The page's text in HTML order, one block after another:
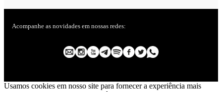
Acompanhe as novidades em nossas redes:
Usamos cookies em nosso site para fornecer a experiência mais